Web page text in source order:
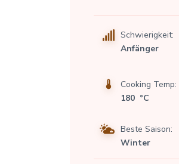
Schwierigkeit:
Anfänger
Cooking Temp:
180 °C
Beste Saison:
Winter